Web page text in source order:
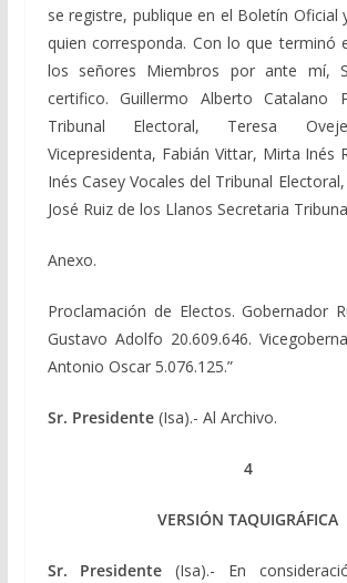
se registre, publique en el Boletín Oficial
quien corresponda. Con lo que terminó
los señores Miembros por ante mí,
certifico. Guillermo Alberto Catalano
Tribunal Electoral, Teresa
Vicepresidenta, Fabián Vittar, Mirta Inés
Inés Casey Vocales del Tribunal
José Ruiz de los Llanos Secretaria
Anexo.
Proclamación de Electos. Gobernador
Gustavo Adolfo 20.609.646.
Antonio Oscar 5.076.125.”
Sr. Presidente (Isa).- Al Archivo.
4
VERSIÓN TAQUIGRÁFICA
Sr. Presidente(Isa).- En